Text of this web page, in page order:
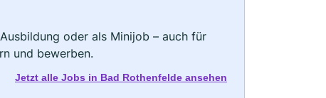
oder als Minijob – auch für
und bewerben.
Jetzt alle Jobs in Bad Rothenfelde ansehen